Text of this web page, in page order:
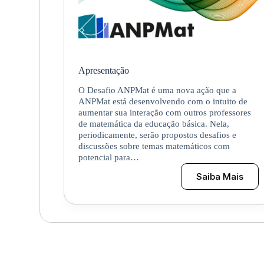
Apresentação
O Desafio ANPMat é uma nova ação que a
ANPMat está desenvolvendo com o intuito de
aumentar sua interação com outros professores
de matemática da educação básica. Nela,
periodicamente, serão propostos desafios e
discussões sobre temas matemáticos com
potencial para…
Saiba Mais